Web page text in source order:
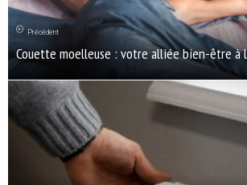
Précédent
Couette moelleuse : votre alliée bien-être à